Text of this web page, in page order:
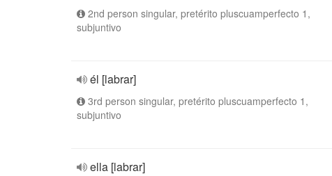
2nd person singular, pretérito pluscuamperfecto 1,
subjuntivo
él [labrar]
3rd person singular, pretérito pluscuamperfecto 1,
subjuntivo
ella [labrar]